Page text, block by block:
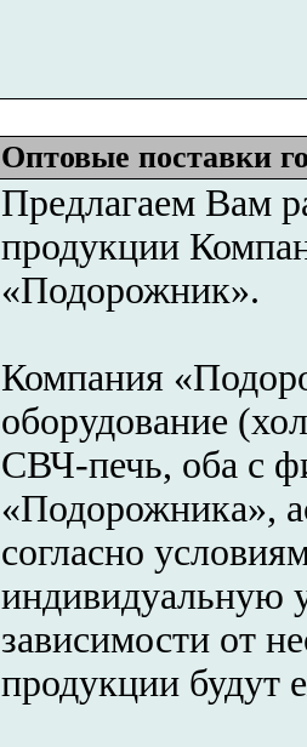
Оптовые поставки
Предлагаем Вам
продукции
«Подорожник».
Компания
оборудование
СВЧ-печь, оба с
«Подорожника»,
согласно
индивидуальную
зависимости от
продукции будут